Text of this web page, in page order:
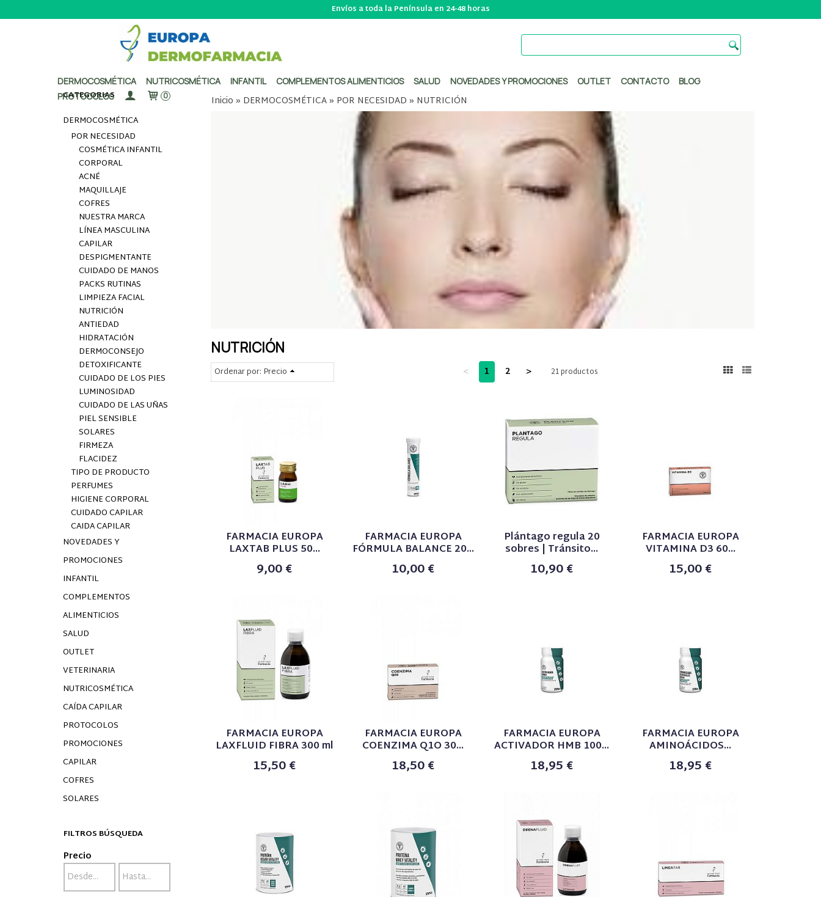
Envíos a toda la Península en 24-48 horas
DERMOCOSMÉTICA NUTRICOSMÉTICA INFANTIL COMPLEMENTOS ALIMENTICIOS SALUD NOVEDADES Y PROMOCIONES OUTLET CONTACTO
BLOG
PROTOCOLOS
0
CATEGORÍAS
DERMOCOSMÉTICA
POR NECESIDAD
COSMÉTICA INFANTIL
CORPORAL
ACNÉ
MAQUILLAJE
COFRES
NUESTRA MARCA
LÍNEA MASCULINA
CAPILAR
DESPIGMENTANTE
CUIDADO DE MANOS
PACKS RUTINAS
LIMPIEZA FACIAL
NUTRICIÓN
ANTIEDAD
HIDRATACIÓN
DERMOCONSEJO
DETOXIFICANTE
CUIDADO DE LOS PIES
LUMINOSIDAD
CUIDADO DE LAS UÑAS
PIEL SENSIBLE
SOLARES
FIRMEZA
FLACIDEZ
TIPO DE PRODUCTO
PERFUMES
HIGIENE CORPORAL
CUIDADO CAPILAR
CAIDA CAPILAR
NOVEDADES Y
PROMOCIONES
INFANTIL
COMPLEMENTOS
ALIMENTICIOS
SALUD
OUTLET
VETERINARIA
NUTRICOSMÉTICA
CAÍDA CAPILAR
PROTOCOLOS
PROMOCIONES
CAPILAR
COFRES
SOLARES
FILTROS BÚSQUEDA
Precio
Inicio » DERMOCOSMÉTICA» POR NECESIDAD » NUTRICIÓN
NUTRICIÓN
Ordenar por: Precio < 1 2 > 21 productos
FARMACIA EUROPA
LAXTAB PLUS 50...
9,00 €
FARMACIA EUROPA
FÓRMULA BALANCE 20...
10,00 €
Plántago regula 20
sobres | Tránsito...
10,90 €
FARMACIA EUROPA
VITAMINA D3 60...
15,00 €
FARMACIA EUROPA
LAXFLUID FIBRA 300 ml
15,50 €
FARMACIA EUROPA
COENZIMA Q1O 30...
18,50 €
FARMACIA EUROPA
ACTIVADOR HMB 100...
18,95 €
FARMACIA EUROPA
AMINOÁCIDOS...
18,95 €